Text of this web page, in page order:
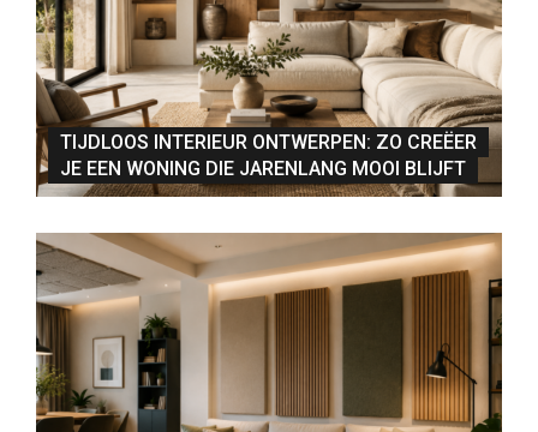
TIJDLOOS INTERIEUR ONTWERPEN: ZO CREËER
JE EEN WONING DIE JARENLANG MOOI BLIJFT